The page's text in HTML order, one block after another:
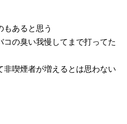
もあると思う
コの臭い我慢してまで打ってた
非喫煙者が増えるとは思わない